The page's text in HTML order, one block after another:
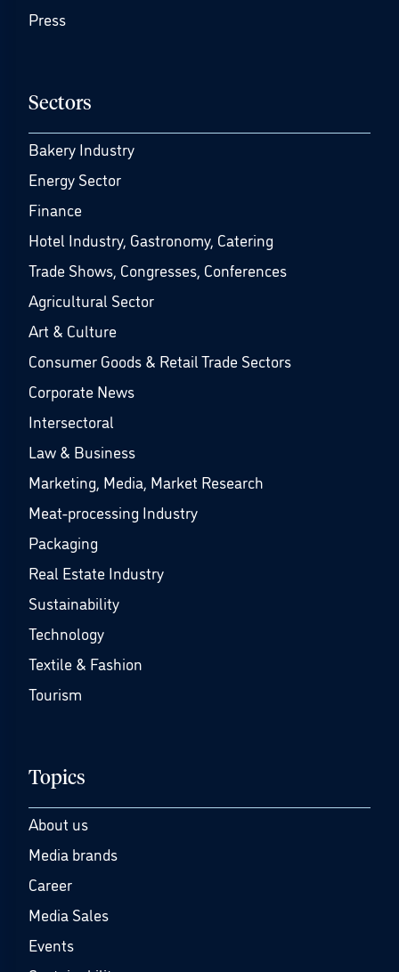
Press
Sectors
Bakery Industry
Energy Sector
Finance
Hotel Industry, Gastronomy, Catering
Trade Shows, Congresses, Conferences
Agricultural Sector
Art & Culture
Consumer Goods & Retail Trade Sectors
Corporate News
Intersectoral
Law & Business
Marketing, Media, Market Research
Meat-processing Industry
Packaging
Real Estate Industry
Sustainability
Technology
Textile & Fashion
Tourism
Topics
About us
Media brands
Career
Media Sales
Events